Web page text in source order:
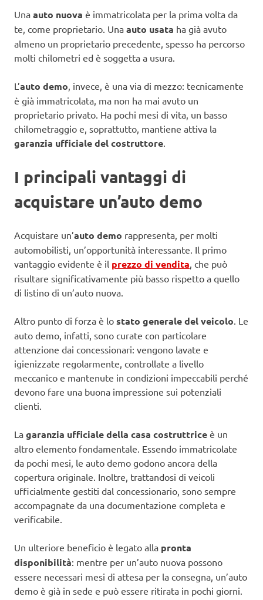
Una auto nuova è immatricolata per la prima volta da
te, come proprietario. Una auto usata ha già avuto
almeno un proprietario precedente, spesso ha percorso
molti chilometri ed è soggetta a usura.
L’auto demo, invece, è una via di mezzo: tecnicamente
è già immatricolata, ma non ha mai avuto un
proprietario privato. Ha pochi mesi di vita, un basso
chilometraggio e, soprattutto, mantiene attiva la
garanzia ufficiale del costruttore.
I principali vantaggi di
acquistare un’auto demo
Acquistare un’auto demo rappresenta, per molti
automobilisti, un’opportunità interessante. Il primo
vantaggio evidente è il prezzo di vendita, che può
risultare significativamente più basso rispetto a quello
di listino di un’auto nuova.
Altro punto di forza è lo stato generale del veicolo. Le
auto demo, infatti, sono curate con particolare
attenzione dai concessionari: vengono lavate e
igienizzate regolarmente, controllate a livello
meccanico e mantenute in condizioni impeccabili perché
devono fare una buona impressione sui potenziali
clienti.
La garanzia ufficiale della casa costruttrice è un
altro elemento fondamentale. Essendo immatricolate
da pochi mesi, le auto demo godono ancora della
copertura originale. Inoltre, trattandosi di veicoli
ufficialmente gestiti dal concessionario, sono sempre
accompagnate da una documentazione completa e
verificabile.
Un ulteriore beneficio è legato alla pronta
disponibilità: mentre per un’auto nuova possono
essere necessari mesi di attesa per la consegna, un’auto
demo è già in sede e può essere ritirata in pochi giorni.